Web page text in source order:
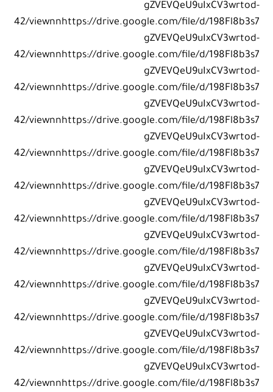
gZVEVQeU9uIxCV3wrtod-
42/viewnnhttps://drive.google.com/file/d/198Fl8b3s7
gZVEVQeU9uIxCV3wrtod-
42/viewnnhttps://drive.google.com/file/d/198Fl8b3s7
gZVEVQeU9uIxCV3wrtod-
42/viewnnhttps://drive.google.com/file/d/198Fl8b3s7
gZVEVQeU9uIxCV3wrtod-
42/viewnnhttps://drive.google.com/file/d/198Fl8b3s7
gZVEVQeU9uIxCV3wrtod-
42/viewnnhttps://drive.google.com/file/d/198Fl8b3s7
gZVEVQeU9uIxCV3wrtod-
42/viewnnhttps://drive.google.com/file/d/198Fl8b3s7
gZVEVQeU9uIxCV3wrtod-
42/viewnnhttps://drive.google.com/file/d/198Fl8b3s7
gZVEVQeU9uIxCV3wrtod-
42/viewnnhttps://drive.google.com/file/d/198Fl8b3s7
gZVEVQeU9uIxCV3wrtod-
42/viewnnhttps://drive.google.com/file/d/198Fl8b3s7
gZVEVQeU9uIxCV3wrtod-
42/viewnnhttps://drive.google.com/file/d/198Fl8b3s7
gZVEVQeU9uIxCV3wrtod-
42/viewnnhttps://drive.google.com/file/d/198Fl8b3s7
gZVEVQeU9uIxCV3wrtod-
42/viewnnhttps://drive.google.com/file/d/198Fl8b3s7